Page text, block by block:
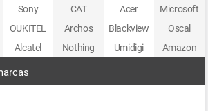
Sony CAT Acer
Microsoft
OUKITEL Archos Blackview
Oscal
Alcatel Nothing Umidigi Amazon